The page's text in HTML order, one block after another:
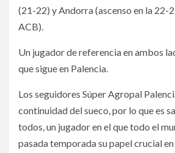
(21-22) y Andorra (ascenso en la 22-
ACB).
Un jugador de referencia en ambos
que sigue en Palencia.
Los seguidores Súper Agropal
continuidad del sueco, por lo que es
todos, un jugador en el que todo el
pasada temporada su papel crucial